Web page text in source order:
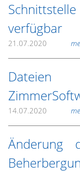
verfügbar
21.07.2020
14.07.2020
Änderung